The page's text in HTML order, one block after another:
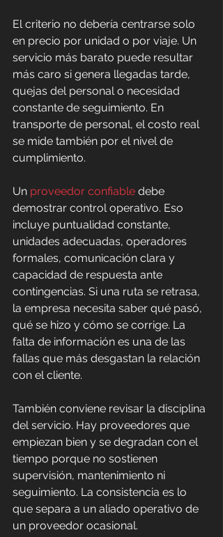
El criterio no debería centrarse solo
en precio por unidad o por viaje. Un
servicio más barato puede resultar
más caro si genera llegadas tarde,
quejas del personal o necesidad
constante de seguimiento. En
transporte de personal, el costo real
se mide también por el nivel de
cumplimiento.
Un proveedor confiable debe
demostrar control operativo. Eso
incluye puntualidad constante,
unidades adecuadas, operadores
formales, comunicación clara y
capacidad de respuesta ante
contingencias. Si una ruta se retrasa,
la empresa necesita saber qué pasó,
qué se hizo y cómo se corrige. La
falta de información es una de las
fallas que más desgastan la relación
con el cliente.
También conviene revisar la disciplina
del servicio. Hay proveedores que
empiezan bien y se degradan con el
tiempo porque no sostienen
supervisión, mantenimiento ni
seguimiento. La consistencia es lo
que separa a un aliado operativo de
un proveedor ocasional.